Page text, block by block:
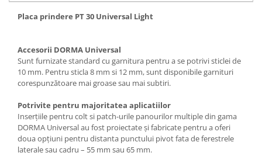
Placa prindere PT 30 Universal Light
Accesorii DORMA Universal
Sunt furnizate standard cu garnitura pentru a se potrivi sticlei de
10 mm. Pentru sticla 8 mm si 12 mm, sunt disponibile garnituri
corespunzătoare mai groase sau mai subtiri.
Potrivite pentru majoritatea aplicatiilor
Inserțiile pentru colt si patch-urile panourilor multiple din gama
DORMA Universal au fost proiectate și fabricate pentru a oferi
doua opțiuni pentru distanta punctului pivot fata de ferestrele
laterale sau cadru – 55 mm sau 65 mm.